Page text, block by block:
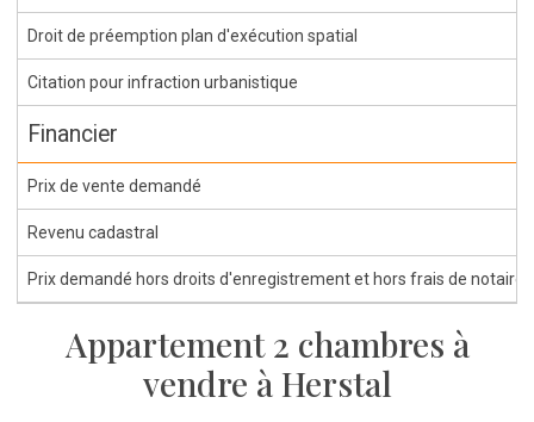
Droit de préemption plan d'exécution spatial
Citation pour infraction urbanistique
Financier
Prix de vente demandé
Revenu cadastral
Prix demandé hors droits d'enregistrement et hors frais de notaire
Appartement 2 chambres à
vendre à Herstal